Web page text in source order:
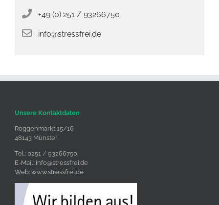
+49 (0) 251 / 93266750
info@stressfrei.de
Unsere Kontaktdaten
Roggenmarkt 15/16
48143 Münster
Tel.: 0251 / 93266750
E-Mail: info@stressfrei.de
Web: www.stressfrei.de